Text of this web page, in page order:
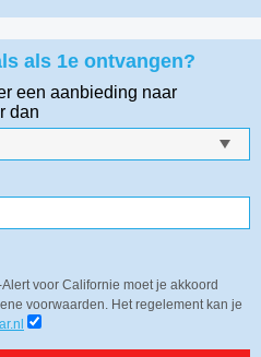
als 1e ontvangen?
een aanbieding naar
dan
voor Californie moet je akkoord
voorwaarden. Het regelement kan je